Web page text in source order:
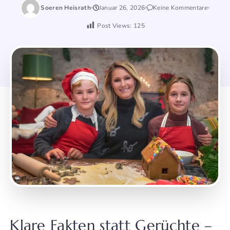
Soeren Heisrath Januar 26, 2026 Keine Kommentare
Post Views: 125
Klare Fakten statt Gerüchte –